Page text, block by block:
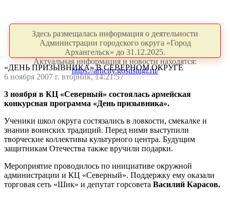
Здесь размещалась информация о деятельности
Администрации городского округа «Город
Архангельск» до 31.12.2025.
Актуальная информация и новости находятся:
https://arhcity.gosuslugi.ru/
«ДЕНЬ ПРИЗЫВНИКА» В СЕВЕРНОМ ОКРУГЕ
6 ноября 2007 г. вторник, 14:21:57
3 ноября в КЦ «Северный» состоялась армейская
конкурсная программа «День призывника».
Ученики школ округа состязались в ловкости, смекалке и
знании воинских традиций. Перед ними выступили
творческие коллективы культурного центра. Будущим
защитникам Отечества также вручили подарки.
Мероприятие проводилось по инициативе окружной
администрации и КЦ «Северный». Поддержку ему оказали
торговая сеть «Шик» и депутат горсовета Василий Карасов.